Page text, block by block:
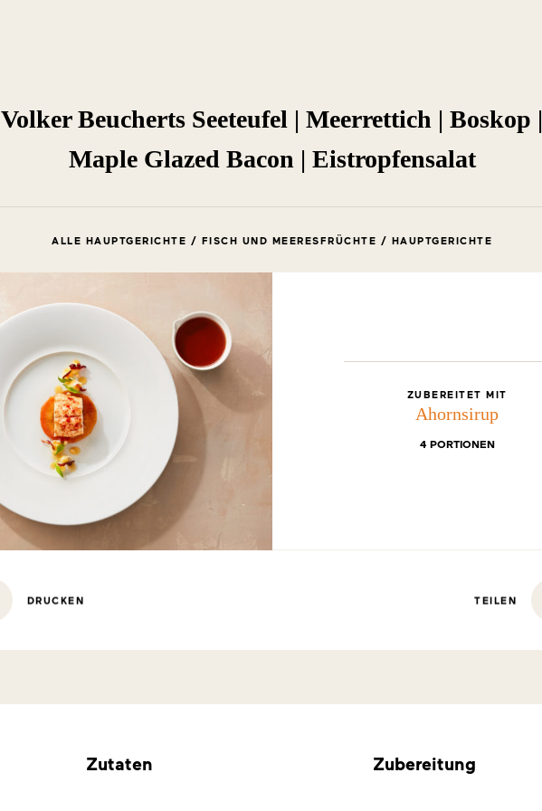
Volker Beucherts Seeteufel | Meerrettich | Boskop |
Maple Glazed Bacon | Eistropfensalat
ALLE HAUPTGERICHTE / FISCH UND MEERESFRÜCHTE / HAUPTGERICHTE
ZUBEREITET MIT
Ahornsirup
4 PORTIONEN
DRUCKEN TEILEN
Zutaten Zubereitung